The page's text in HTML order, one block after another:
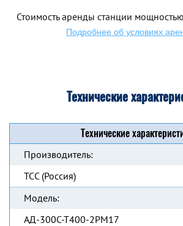
Стоимость аренды станции
Подробнее об условиях
Технические
Технические
Производитель:
ТСС (Россия)
Модель:
АД-300С-Т400-2РМ17